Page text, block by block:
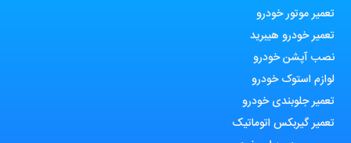
تعمیر موتور خودرو
تعمیر خودرو هیبرید
نصب آپشن خودرو
لوازم استوک خودرو
تعمیر جلوبندی خودرو
تعمیر گیربکس اتوماتیک